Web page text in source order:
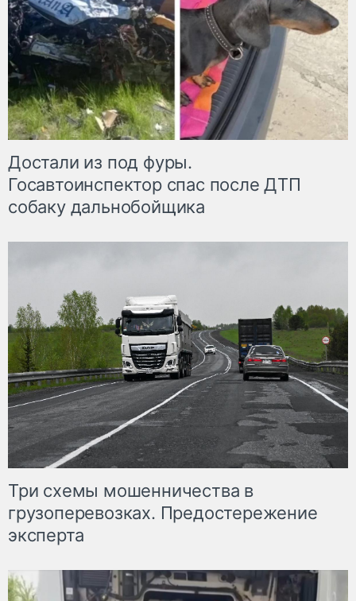
Достали из под фуры.
Госавтоинспектор спас после ДТП
собаку дальнобойщика
Три схемы мошенничества в
грузоперевозках. Предостережение
эксперта